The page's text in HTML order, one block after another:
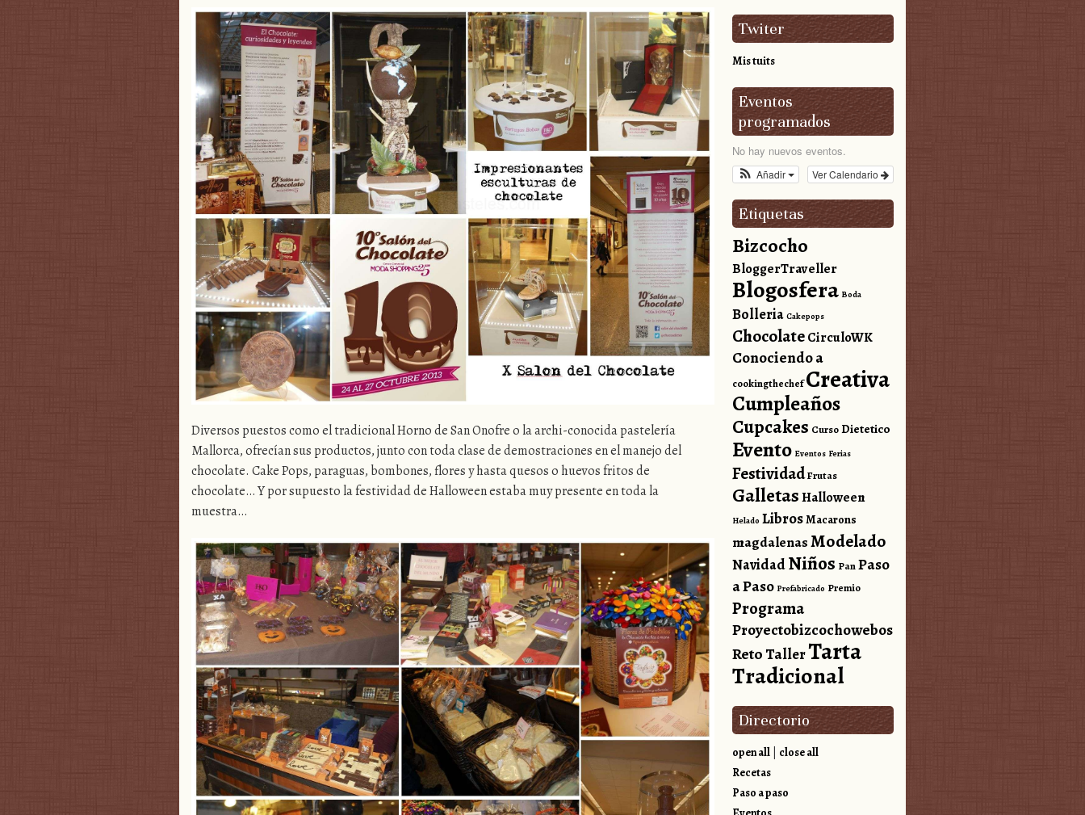
Diversos puestos como el tradicional Horno de San Onofre o la archi-conocida pastelería
Mallorca, ofrecían sus productos, junto con toda clase de demostraciones en el manejo del
chocolate. Cake Pops, paraguas, bombones, flores y hasta quesos o huevos fritos de
chocolate… Y por supuesto la festividad de Halloween estaba muy presente en toda la
muestra…
Twiter
Mis tuits
Eventos
programados
No hay nuevos eventos.
Ver Calendario
Añadir
Etiquetas
Bizcocho
BloggerTraveller
Blogosfera Boda
Bolleria Cakepops
ChocolateCirculoWK
Conociendo a
cookingthechef Creativa
Cumpleaños
Cupcakes CursoDietetico
Evento Eventos Ferias
FestividadFrutas
GalletasHalloween
Helado LibrosMacarons
magdalenasModelado
NavidadNiños PanPaso
a Paso Prefabricado Premio
Programa
Proyectobizcochowebos
Reto TallerTarta
Tradicional
Directorio
open all
close all
Recetas
Paso a paso